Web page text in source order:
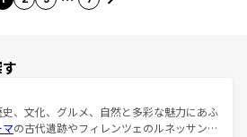
、文化、グルメ、自然と多彩な魅力にあふ
の古代遺跡やフィレンツェのルネッサンス